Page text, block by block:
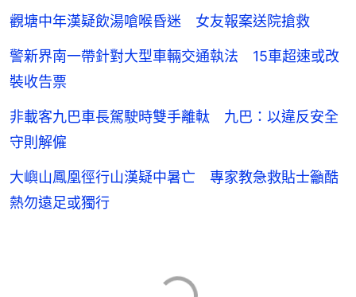
觀塘中年漢疑飲湯嗆喉昏迷 女友報案送院搶救
警新界南一帶針對大型車輛交通執法 15車超速或改
裝收告票
非載客九巴車長駕駛時雙手離軚 九巴：以違反安全
守則解僱
大嶼山鳳凰徑行山漢疑中暑亡 專家教急救貼士籲酷
熱勿遠足或獨行